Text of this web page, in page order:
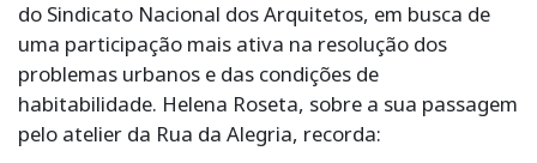
do Sindicato Nacional dos Arquitetos, em busca de
uma participação mais ativa na resolução dos
problemas urbanos e das condições de
habitabilidade. Helena Roseta, sobre a sua passagem
pelo atelier da Rua da Alegria, recorda: